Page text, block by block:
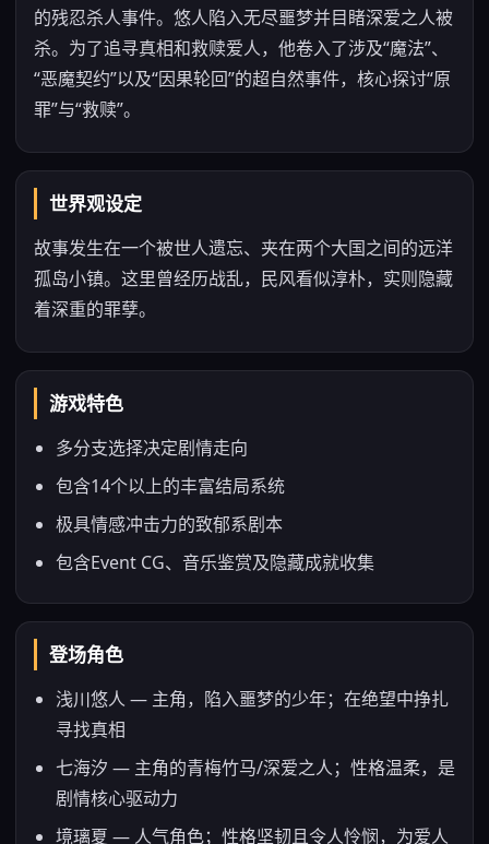
的残忍杀人事件。悠人陷入无尽噩梦并目睹深爱之人被
杀。为了追寻真相和救赎爱人，他卷入了涉及“魔法”、
“恶魔契约”以及“因果轮回”的超自然事件，核心探讨“原
罪”与“救赎”。
世界观设定
故事发生在一个被世人遗忘、夹在两个大国之间的远洋
孤岛小镇。这里曾经历战乱，民风看似淳朴，实则隐藏
着深重的罪孽。
游戏特色
多分支选择决定剧情走向
包含14个以上的丰富结局系统
极具情感冲击力的致郁系剧本
包含Event CG、音乐鉴赏及隐藏成就收集
登场角色
浅川悠人 — 主角，陷入噩梦的少年；在绝望中挣扎
寻找真相
七海汐 — 主角的青梅竹马/深爱之人；性格温柔，是
剧情核心驱动力
境璃夏 — 人气角色；性格坚韧且令人怜悯，为爱人